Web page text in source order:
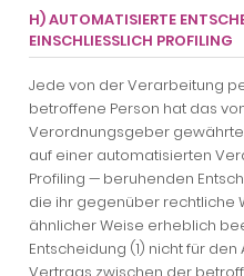
H) AUTOMATISIERTE
EINSCHLIESSLICH PROFILING
Jede von der Verarbeitung
betroffene Person hat das
Verordnungsgeber gewährte
auf einer automatisierten
Profiling — beruhenden
die ihr gegenüber rechtliche
ähnlicher Weise erheblich
Entscheidung (1) nicht für
Vertrags zwischen der